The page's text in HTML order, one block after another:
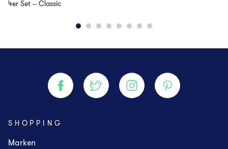
4er Set – Classic
SHOPPING
Marken